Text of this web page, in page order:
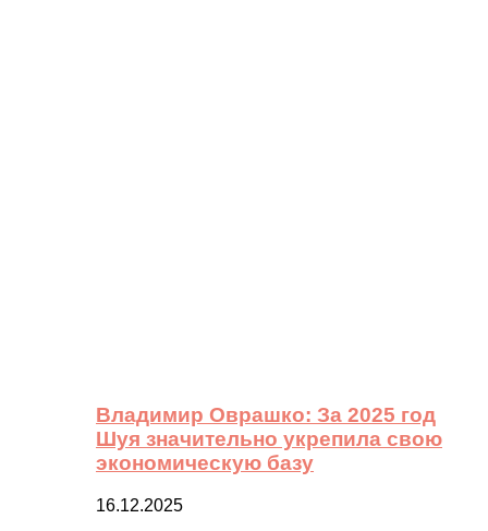
Владимир Оврашко: За 2025 год
Шуя значительно укрепила свою
экономическую базу
16.12.2025